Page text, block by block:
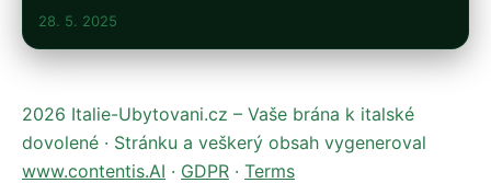
28. 5. 2025
2026 Italie-Ubytovani.cz – Vaše brána k italské
dovolené · Stránku a veškerý obsah vygeneroval
www.contentis.AI · GDPR · Terms